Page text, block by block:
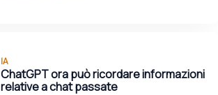
IA
ChatGPT ora può ricordare informazioni
relative a chat passate